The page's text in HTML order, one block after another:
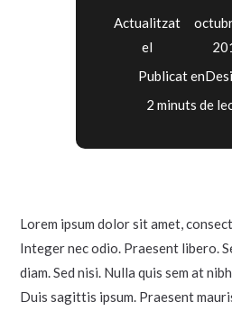
Actualitzat
el
Publicat en
2 minuts de
Lorem ipsum dolor sit amet,
Integer nec odio. Praesent libero.
diam. Sed nisi. Nulla quis sem at
Duis sagittis ipsum. Praesent